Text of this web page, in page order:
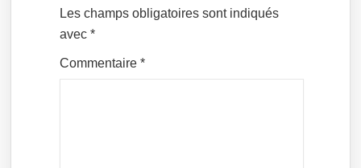
Les champs obligatoires sont indiqués
avec*
Commentaire*